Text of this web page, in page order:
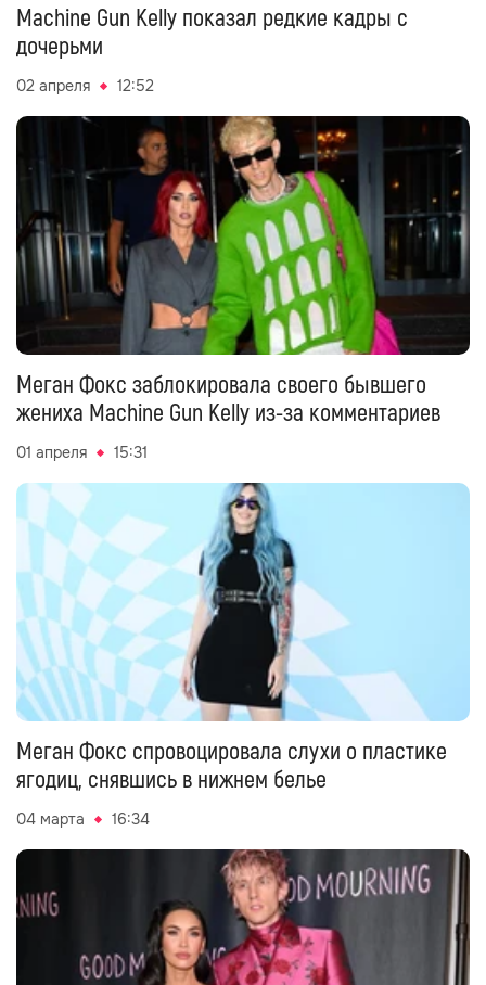
Machine Gun Kelly показал редкие кадры с
дочерьми
02 апреля 12:52
Меган Фокс заблокировала своего бывшего
жениха Machine Gun Kelly из-за комментариев
01 апреля 15:31
Меган Фокс спровоцировала слухи о пластике
ягодиц, снявшись в нижнем белье
04 марта 16:34